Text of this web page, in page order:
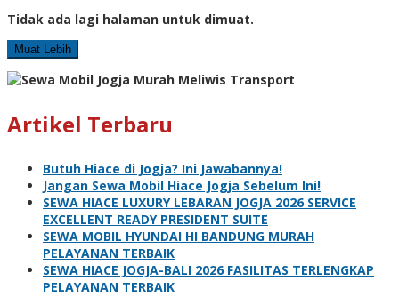
Tidak ada lagi halaman untuk dimuat.
Muat Lebih
Artikel Terbaru
Butuh Hiace di Jogja? Ini Jawabannya!
Jangan Sewa Mobil Hiace Jogja Sebelum Ini!
SEWA HIACE LUXURY LEBARAN JOGJA 2026 SERVICE
EXCELLENT READY PRESIDENT SUITE
SEWA MOBIL HYUNDAI HI BANDUNG MURAH
PELAYANAN TERBAIK
SEWA HIACE JOGJA-BALI 2026 FASILITAS TERLENGKAP
PELAYANAN TERBAIK